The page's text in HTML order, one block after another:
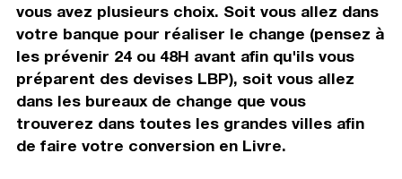
vous avez plusieurs choix. Soit vous allez dans
votre banque pour réaliser le change (pensez à
les prévenir 24 ou 48H avant afin qu'ils vous
préparent des devises LBP), soit vous allez
dans les bureaux de change que vous
trouverez dans toutes les grandes villes afin
de faire votre conversion en Livre.